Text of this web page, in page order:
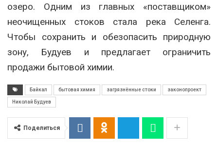
озеро. Одним из главных «поставщиком»
неочищенных стоков стала река Селенга.
Чтобы сохранить и обезопасить природную
зону, Будуев и предлагает ограничить
продажи бытовой химии.
Байкал бытовая химия загрязнённые стоки законопроект
Николай Будуев
Поделиться